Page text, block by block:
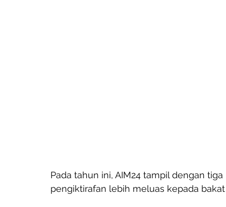
Pada tahun ini, AIM24 tampil dengan
pengiktirafan lebih meluas kepada